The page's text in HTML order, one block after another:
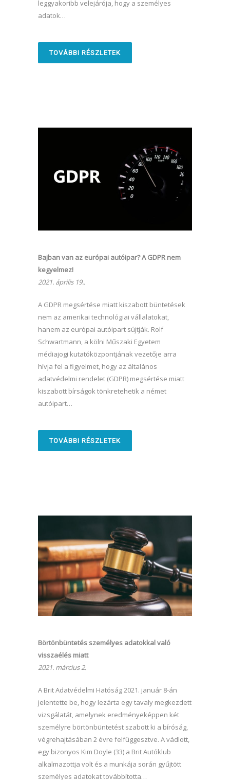
leggyakoribb velejárója, hogy a személyes
adatok…
TOVÁBBI RÉSZLETEK
Bajban van az európai autóipar? A GDPR nem
kegyelmez!
2021. április 19..
A GDPR megsértése miatt kiszabott büntetések
nem az amerikai technológiai vállalatokat,
hanem az európai autóipart sújtják. Rolf
Schwartmann, a kölni Műszaki Egyetem
médiajogi kutatóközpontjának vezetője arra
hívja fel a figyelmet, hogy az általános
adatvédelmi rendelet (GDPR) megsértése miatt
kiszabott bírságok tönkretehetik a német
autóipart…
TOVÁBBI RÉSZLETEK
Börtönbüntetés személyes adatokkal való
visszaélés miatt
2021. március 2.
A Brit Adatvédelmi Hatóság 2021. január 8-án
jelentette be, hogy lezárta egy tavaly megkezdett
vizsgálatát, amelynek eredményeképpen két
személyre börtönbüntetést szabott ki a bíróság,
végrehajtásában 2 évre felfüggesztve. A vádlott,
egy bizonyos Kim Doyle (33) a Brit Autóklub
alkalmazottja volt és a munkája során gyűjtött
személyes adatokat továbbította…